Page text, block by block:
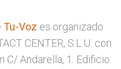
Tu-Voz es organizado
CENTER, S.L.U. con
C/ Andarella, 1. Edificio